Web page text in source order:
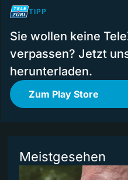
TIPP
Sie wollen keine
verpassen? Jetzt
herunterladen.
Zum Play Store
Meistgesehen